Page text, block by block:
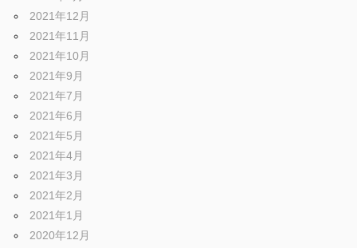
2021年12月
2021年11月
2021年10月
2021年9月
2021年7月
2021年6月
2021年5月
2021年4月
2021年3月
2021年2月
2021年1月
2020年12月